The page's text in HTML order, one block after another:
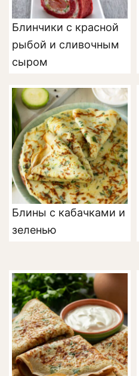
Блинчики с красной
рыбой и сливочным
сыром
Блины с кабачками и
зеленью